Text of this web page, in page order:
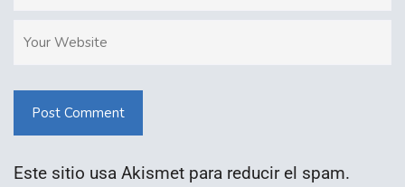
Post Comment
Este sitio usa Akismet para reducir el spam.